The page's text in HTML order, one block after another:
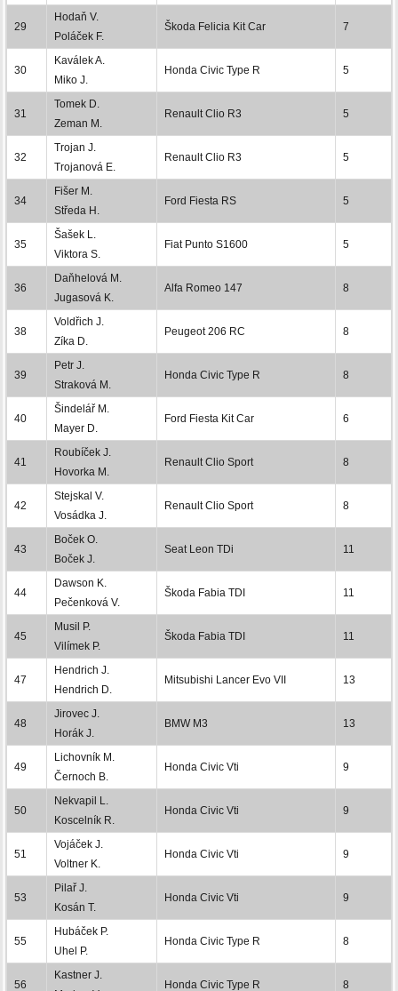
29
Hodaň V.
Poláček F.
Škoda Felicia Kit Car 7
30
Kaválek A.
Miko J.
Honda Civic Type R 5
31
Tomek D.
Zeman M.
Renault Clio R3 5
32
Trojan J.
Trojanová E.
Renault Clio R3 5
34
Fišer M.
Středa H.
Ford Fiesta RS 5
35
Šašek L.
Viktora S.
Fiat Punto S1600 5
36
Daňhelová M.
Jugasová K.
Alfa Romeo 147 8
38
Voldřich J.
Zíka D.
Peugeot 206 RC 8
39
Petr J.
Straková M.
Honda Civic Type R 8
40
Šindelář M.
Mayer D.
Ford Fiesta Kit Car 6
41
Roubíček J.
Hovorka M.
Renault Clio Sport 8
42
Stejskal V.
Vosádka J.
Renault Clio Sport 8
43
Boček O.
Boček J.
Seat Leon TDi 11
44
Dawson K.
Pečenková V.
Škoda Fabia TDI 11
45
Musil P.
Vilímek P.
Škoda Fabia TDI 11
47
Hendrich J.
Hendrich D.
Mitsubishi Lancer Evo VII 13
48
Jirovec J.
Horák J.
BMW M3 13
49
Lichovník M.
Černoch B.
Honda Civic Vti 9
50
Nekvapil L.
Koscelník R.
Honda Civic Vti 9
51
Vojáček J.
Voltner K.
Honda Civic Vti 9
53
Pilař J.
Kosán T.
Honda Civic Vti 9
55
Hubáček P.
Uhel P.
Honda Civic Type R 8
56
Kastner J.
Honda Civic Type R 8